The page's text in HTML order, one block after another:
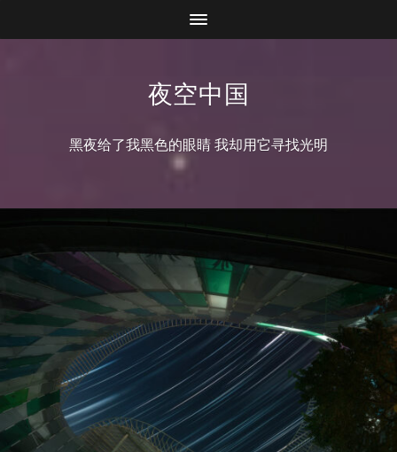
夜空中国
黑夜给了我黑色的眼睛 我却用它寻找光明